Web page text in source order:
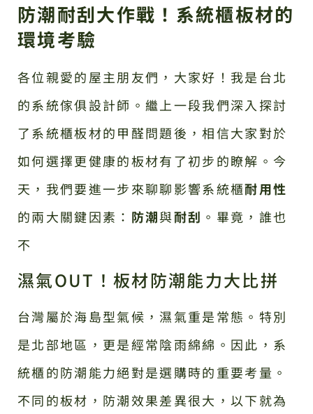
防潮耐刮大作戰！系統櫃板材的
環境考驗
各位親愛的屋主朋友們，大家好！我是台北
的系統傢俱設計師。繼上一段我們深入探討
了系統櫃板材的甲醛問題後，相信大家對於
如何選擇更健康的板材有了初步的瞭解。今
天，我們要進一步來聊聊影響系統櫃耐用性
的兩大關鍵因素： 防潮與耐刮 。畢竟，誰也
不
濕氣OUT！板材防潮能力大比拼
台灣屬於海島型氣候，濕氣重是常態。特別
是北部地區，更是經常陰雨綿綿。因此，系
統櫃的防潮能力絕對是選購時的重要考量。
不同的板材，防潮效果差異很大，以下就為